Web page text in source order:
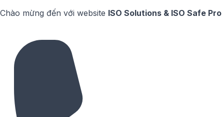
Chào mừng đến với website ISO Solutions & ISO Safe Pro